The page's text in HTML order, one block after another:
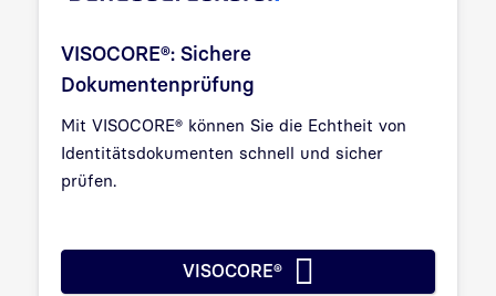
VISOCORE®: Sichere
Dokumentenprüfung
Mit VISOCORE® können Sie die Echtheit von
Identitätsdokumenten schnell und sicher
prüfen.
VISOCORE®VISOCORE®: Sichere